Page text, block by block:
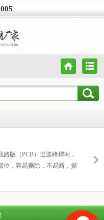
路版（PCB）过波峰焊时，
位，容易撕除，不易断，撕